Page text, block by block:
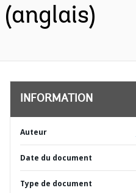
(anglais)
INFORMATION
Auteur
Date du document
Type de document